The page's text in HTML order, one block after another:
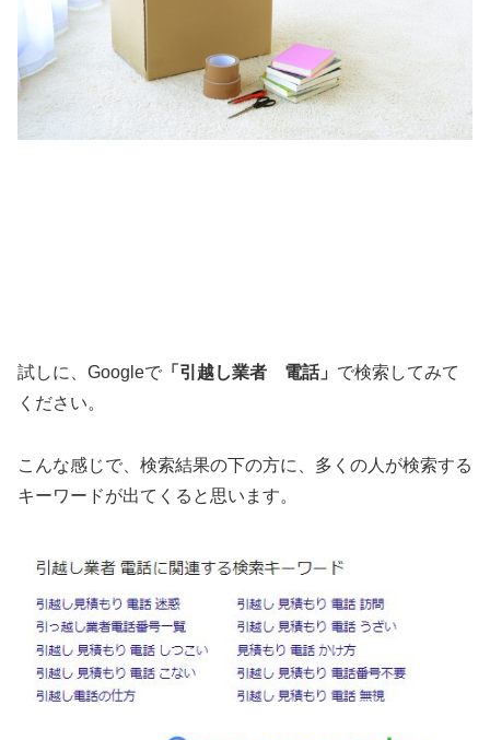
試しに、Googleで 「引越し業者 電話」 で検索してみて
ください。
こんな感じで、検索結果の下の方に、多くの人が検索する
キーワードが出てくると思います。